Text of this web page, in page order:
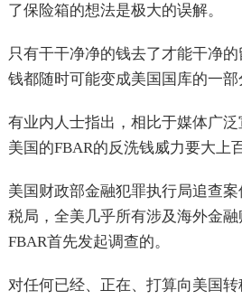
了保险箱的想法是极大的误解。
只有干干净净的钱去了才能干净
钱都随时可能变成美国国库的一部
有业内人士指出，相比于媒体广泛
美国的FBAR的反洗钱威力要大上
美国财政部金融犯罪执行局追查
税局，全美几乎所有涉及海外金
FBAR首先发起调查的。
对任何已经、正在、打算向美国